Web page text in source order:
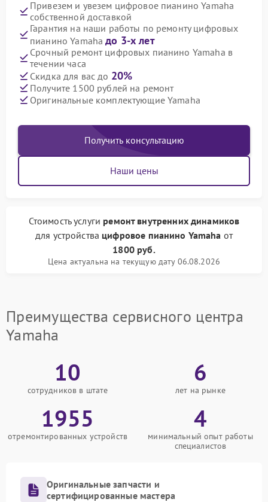
Привезем и увезем цифровое пианино Yamaha
собственной доставкой
Гарантия на наши работы по ремонту цифровых
пианино Yamahaдо 3-х лет
Срочный ремонт цифровых пианино Yamaha в
течении часа
Скидка для вас до 20%
Получите 1500 рублей на ремонт
Оригинальные комплектующие Yamaha
Получить консультацию
Наши цены
Стоимость услуги ремонт внутренних динамиков
для устройства цифровое пианино Yamaha от
1800 руб.
Цена актуальна на текущую дату 06.08.2026
Преимущества сервисного центра
Yamaha
10
сотрудников в штате
6
лет на рынке
1955
отремонтированных устройств
4
минимальный опыт работы
специалистов
Оригинальные запчасти и
сертифицированные мастера